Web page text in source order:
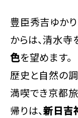
豊臣秀吉ゆかり
からは、清水寺
色を望めます。
歴史と自然の
満喫でき京都旅
帰りは、新日吉